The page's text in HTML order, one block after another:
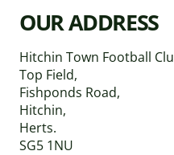
OUR ADDRESS
Hitchin Town Football
Top Field,
Fishponds Road,
Hitchin,
Herts.
SG5 1NU